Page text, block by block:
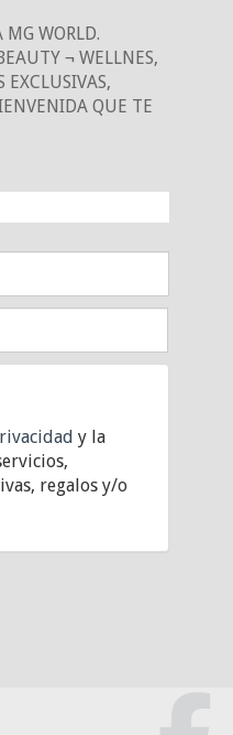
MG WORLD.
¬ WELLNES,
QUE TE
y la
regalos y/o